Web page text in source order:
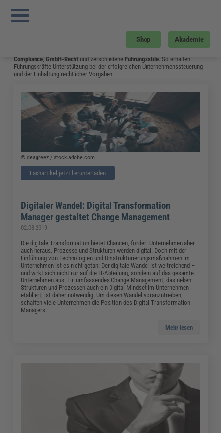
Shop Akademie
Sie sind hier:
Führung und Management
Worauf kommt es bei der Unternehmensführung an? Das zeigen die Beiträge
der FORUM VERLAG HERKERT GMBH auf dieser Seite. Die Themen umfassen
Compliance,GmbH-Recht und verschiedeneFührungsstile. So erhalten
Führungskräfte Unterstützung bei der erfolgreichen Unternehmenssteuerung
und der Einhaltung rechtlicher Vorgaben.
© deagreez / stock.adobe.com
Fachartikel jetzt herunterladen
Digitaler Wandel: Digital Transformation
Manager gestaltet Change Management
02.08.2019
Die digitale Transformation bietet Chancen, fordert Unternehmen aber
auch heraus. Prozesse und Strukturen werden digital. Doch mit der
Einführung von Technologien und Umstrukturierungsmaßnahmen im
Unternehmen ist es nicht getan: Der digitale Wandel ist weitreichend –
und wirkt sich nicht nur auf die IT-Abteilung, sondern auf das gesamte
Unternehmen aus. Ein umfassendes Change Management, das neben
Strukturen und Prozessen auch ein Digital Mindset im Unternehmen
etabliert, ist daher notwendig. Um diesen Wandel voranzutreiben,
schaffen viele Unternehmen die Position des Digital Transformation
Managers.
Mehr lesen